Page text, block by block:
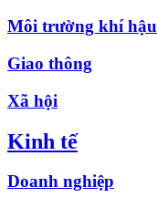
Môi trường khí hậu
Giao thông
Xã hội
Kinh tế
Doanh nghiệp